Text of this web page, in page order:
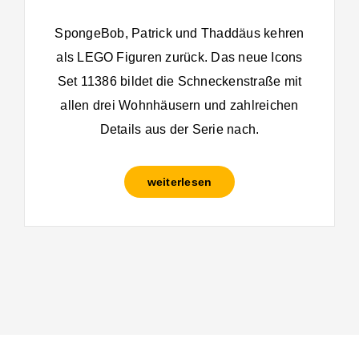
SpongeBob, Patrick und Thaddäus kehren
als LEGO Figuren zurück. Das neue Icons
Set 11386 bildet die Schneckenstraße mit
allen drei Wohnhäusern und zahlreichen
Details aus der Serie nach.
weiterlesen